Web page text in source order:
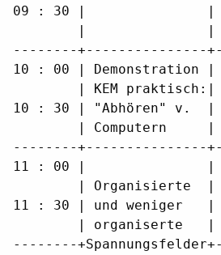
09 : 30 |
|
--------+---------------
10 : 00 |
| KEM
10 : 30 | "Abhören" v.
| Computern
--------+---------------
11 : 00 |               |
| Organisierte
11 : 30 | und weniger
| organiserte
--------